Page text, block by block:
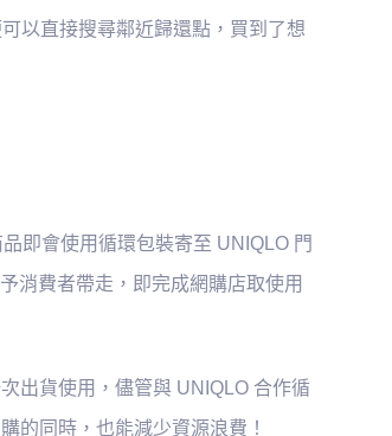
以直接搜尋鄰近歸還點，買到了想
即會使用循環包裝寄至 UNIQLO 門
消費者帶走，即完成網購店取使用
出貨使用，儘管與 UNIQLO 合作循
的同時，也能減少資源浪費！